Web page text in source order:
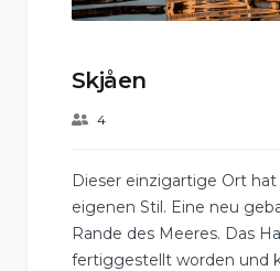
Skjåen
4
Dieser einzigartige Ort
eigenen Stil. Eine neu
Rande des Meeres. Das
fertiggestellt worden und